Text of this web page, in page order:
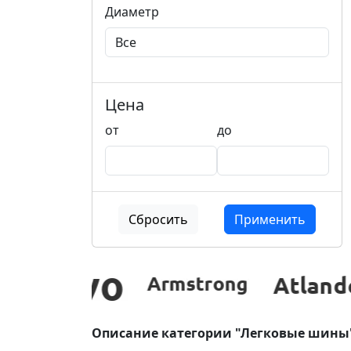
Диаметр
Цена
от до
Сбросить Применить
Описание категории "Легковые